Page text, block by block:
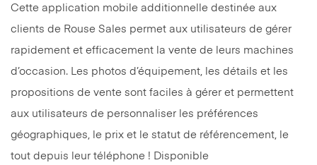
Cette application mobile additionnelle destinée aux
clients de Rouse Sales permet aux utilisateurs de gérer
rapidement et efficacement la vente de leurs machines
d’occasion. Les photos d’équipement, les détails et les
propositions de vente sont faciles à gérer et permettent
aux utilisateurs de personnaliser les préférences
géographiques, le prix et le statut de référencement, le
tout depuis leur téléphone ! Disponible